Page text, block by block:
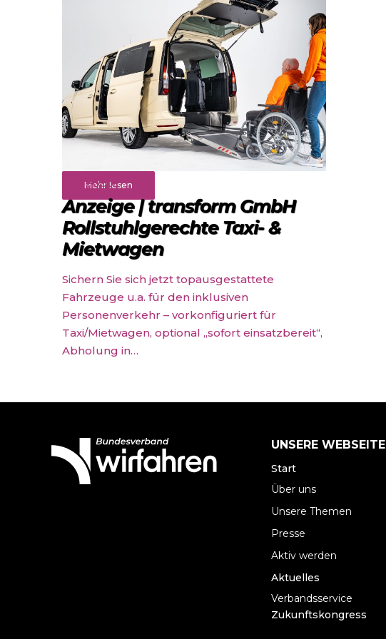
Mehr lesen
Angebote
Anzeige | transform GmbH
Rollstuhlgerechte Taxi- &
Mietwagen
Sichern Sie sich jetzt topausgestattete
Fahrzeuge u.a. für den inklusiven
Personenverkehr – vorkonfiguriert für
Taxi/Mietwagen, optional „sofort einsatzbereit“,
Abholung in…
UNSERE WEBSEITE
Start
Über uns
Unsere Themen
Presse
Aktiv werden
Aktuelles
Verbandsservice
Zukunftskongress